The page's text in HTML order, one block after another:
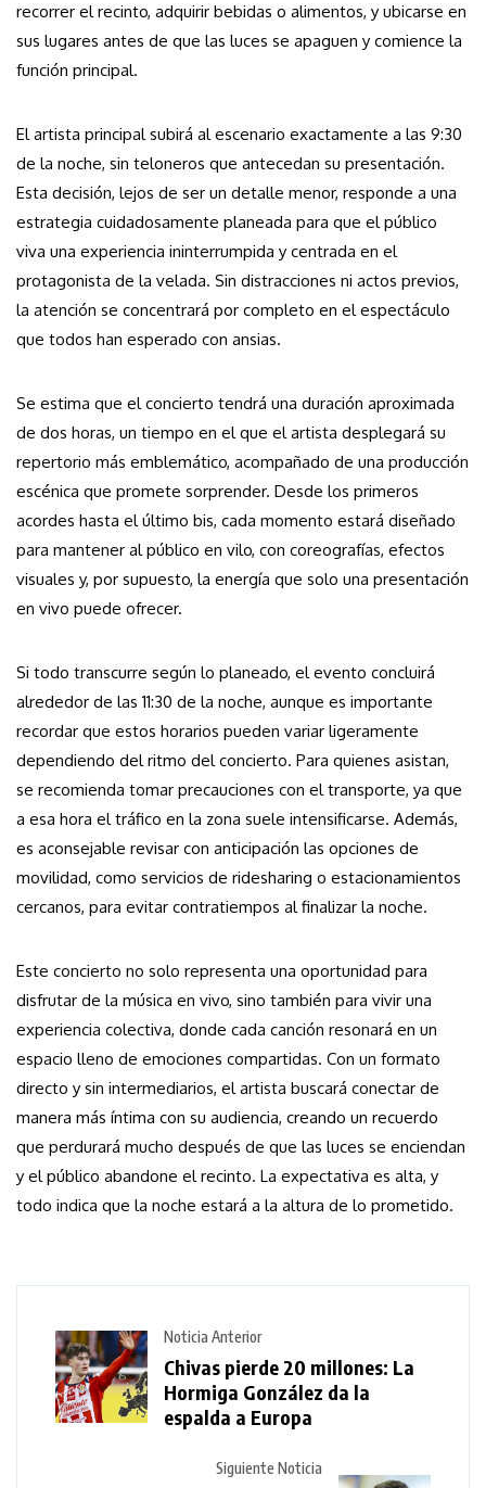
recorrer el recinto, adquirir bebidas o alimentos, y ubicarse en
sus lugares antes de que las luces se apaguen y comience la
función principal.
El artista principal subirá al escenario exactamente a las 9:30
de la noche, sin teloneros que antecedan su presentación.
Esta decisión, lejos de ser un detalle menor, responde a una
estrategia cuidadosamente planeada para que el público
viva una experiencia ininterrumpida y centrada en el
protagonista de la velada. Sin distracciones ni actos previos,
la atención se concentrará por completo en el espectáculo
que todos han esperado con ansias.
Se estima que el concierto tendrá una duración aproximada
de dos horas, un tiempo en el que el artista desplegará su
repertorio más emblemático, acompañado de una producción
escénica que promete sorprender. Desde los primeros
acordes hasta el último bis, cada momento estará diseñado
para mantener al público en vilo, con coreografías, efectos
visuales y, por supuesto, la energía que solo una presentación
en vivo puede ofrecer.
Si todo transcurre según lo planeado, el evento concluirá
alrededor de las 11:30 de la noche, aunque es importante
recordar que estos horarios pueden variar ligeramente
dependiendo del ritmo del concierto. Para quienes asistan,
se recomienda tomar precauciones con el transporte, ya que
a esa hora el tráfico en la zona suele intensificarse. Además,
es aconsejable revisar con anticipación las opciones de
movilidad, como servicios de ridesharing o estacionamientos
cercanos, para evitar contratiempos al finalizar la noche.
Este concierto no solo representa una oportunidad para
disfrutar de la música en vivo, sino también para vivir una
experiencia colectiva, donde cada canción resonará en un
espacio lleno de emociones compartidas. Con un formato
directo y sin intermediarios, el artista buscará conectar de
manera más íntima con su audiencia, creando un recuerdo
que perdurará mucho después de que las luces se enciendan
y el público abandone el recinto. La expectativa es alta, y
todo indica que la noche estará a la altura de lo prometido.
Noticia Anterior
Chivas pierde 20 millones: La
Hormiga González da la
espalda a Europa
Siguiente Noticia